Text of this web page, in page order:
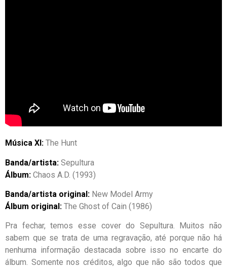
Música XI: The Hunt
Banda/artista: Sepultura
Álbum: Chaos A.D. (1993)
Banda/artista original: New Model Army
Álbum original: The Ghost of Cain (1986)
Pra fechar, temos esse cover do Sepultura. Muitos não
sabem que se trata de uma regravação, até porque não há
nenhuma informação destacada sobre isso no encarte do
álbum. Somente nos créditos, algo que não são todos que